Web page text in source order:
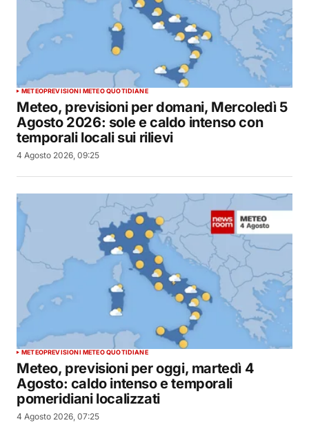
METEOPREVISIONI METEO QUOTIDIANE
Meteo, previsioni per domani, Mercoledì 5
Agosto 2026: sole e caldo intenso con
temporali locali sui rilievi
4 Agosto 2026, 09:25
METEOPREVISIONI METEO QUOTIDIANE
Meteo, previsioni per oggi, martedì 4
Agosto: caldo intenso e temporali
pomeridiani localizzati
4 Agosto 2026, 07:25